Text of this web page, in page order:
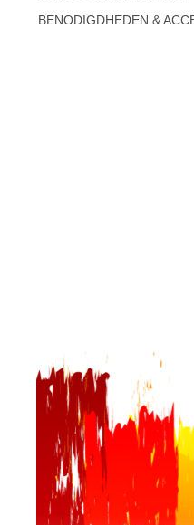
BENODIGDHEDEN &